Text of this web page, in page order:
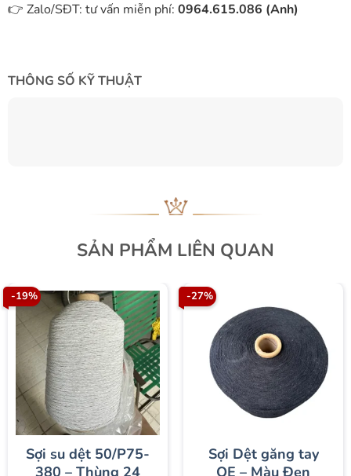
👉 Zalo/SĐT: tư vấn miễn phí: 0964.615.086 (Anh)
THÔNG SỐ KỸ THUẬT
SẢN PHẨM LIÊN QUAN
-19%
Sợi su dệt 50/P75-
-27%
Sợi Dệt găng tay